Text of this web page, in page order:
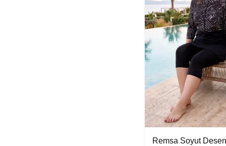
Remsa Soyut